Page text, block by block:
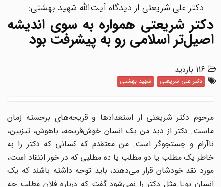
دکتر علی شریعتی از دیدگاه آیت‌الله شهید بهشتی:
دکتر شریعتی همواره به سوی اندیشه
اصیل‌تر اسلامی رو به پیشرفت بود
116 بازدید
دکتر علی شریعتی شهید بهشتی
مرحوم دکتر شریعتی از استعدادها و قریحه‌های برجسته زمان
ماست. دکتر از دید من یک انسان خوش‌قریحه، باهوش، تیزبین،
ناآرام و جستجوگر است. من معتقدم که کسانی که دکتر را به
خاطر یک مطلب یا دو مطلب یا ده مطلبی که در خور انتقاد است،
مورد نقد خودشان قرار می‌دهند، باید توجه داشته باشند که یک
انسان پویا مثل دکتر را نمی‌شود گفت که درباره فلان مطلب چه